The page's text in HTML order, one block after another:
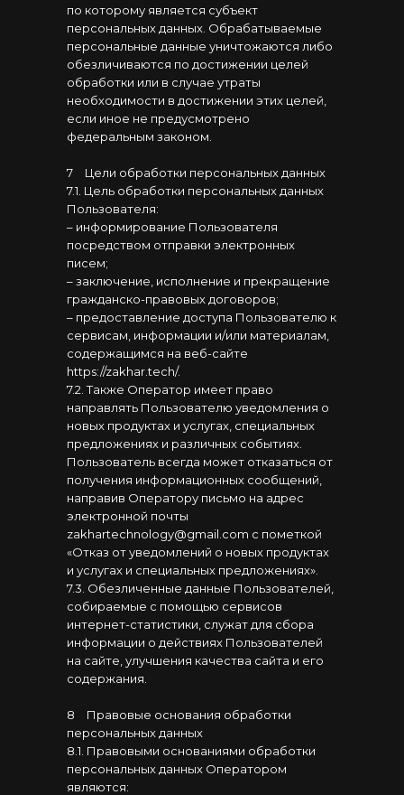
по которому является субъект
персональных данных. Обрабатываемые
персональные данные уничтожаются либо
обезличиваются по достижении целей
обработки или в случае утраты
необходимости в достижении этих целей,
если иное не предусмотрено
федеральным законом.
7
Цели обработки персональных данных
7.1. Цель обработки персональных данных
Пользователя:
– информирование Пользователя
посредством отправки электронных
писем;
– заключение, исполнение и прекращение
гражданско-правовых договоров;
– предоставление доступа Пользователю к
сервисам, информации и/или материалам,
содержащимся на веб-сайте
https://zakhar.tech/.
7.2. Также Оператор имеет право
направлять Пользователю уведомления о
новых продуктах и услугах, специальных
предложениях и различных событиях.
Пользователь всегда может отказаться от
получения информационных сообщений,
направив Оператору письмо на адрес
электронной почты
zakhartechnology@gmail.com с пометкой
«Отказ от уведомлений о новых продуктах
и услугах и специальных предложениях».
7.3. Обезличенные данные Пользователей,
собираемые с помощью сервисов
интернет-статистики, служат для сбора
информации о действиях Пользователей
на сайте, улучшения качества сайта и его
содержания.
8
Правовые основания обработки
персональных данных
8.1. Правовыми основаниями обработки
персональных данных Оператором
являются: